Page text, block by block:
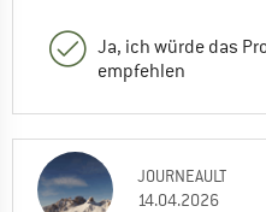
Ja, ich würde das
empfehlen
JOURNEAULT
14.04.2026